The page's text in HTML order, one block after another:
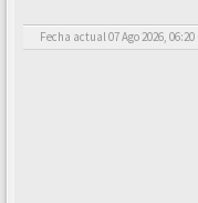
Fecha actual 07 Ago 2026, 06:20